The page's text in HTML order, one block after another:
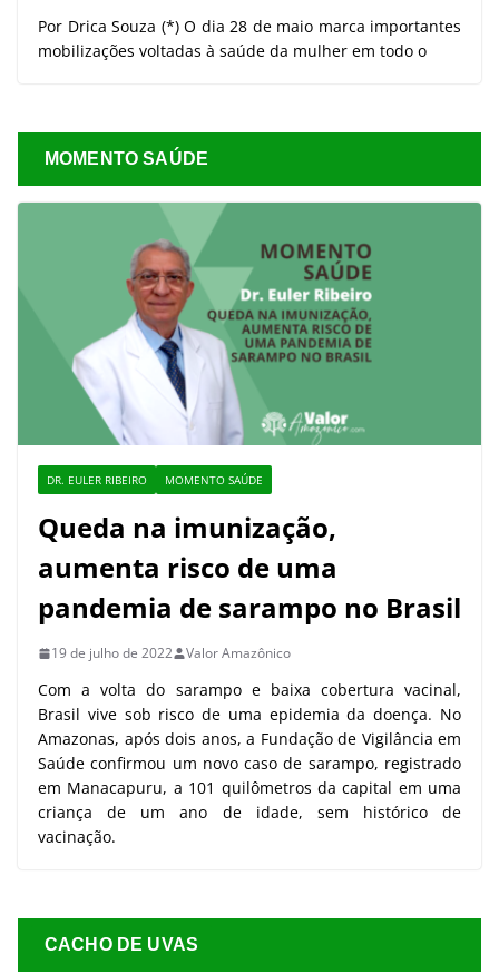
Por Drica Souza (*) O dia 28 de maio marca importantes
mobilizações voltadas à saúde da mulher em todo o
MOMENTO SAÚDE
DR. EULER RIBEIRO MOMENTO SAÚDE
Queda na imunização,
aumenta risco de uma
pandemia de sarampo no Brasil
19 de julho de 2022 Valor Amazônico
Com a volta do sarampo e baixa cobertura vacinal,
Brasil vive sob risco de uma epidemia da doença. No
Amazonas, após dois anos, a Fundação de Vigilância em
Saúde confirmou um novo caso de sarampo, registrado
em Manacapuru, a 101 quilômetros da capital em uma
criança de um ano de idade, sem histórico de
vacinação.
CACHO DE UVAS